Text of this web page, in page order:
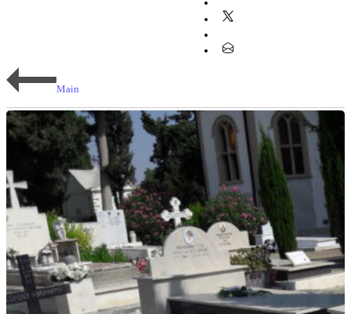
Main